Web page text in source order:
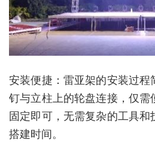
安装便捷：雷亚架的安装过
钉与立柱上的轮盘连接，仅
固定即可，无需复杂的工具和
搭建时间。